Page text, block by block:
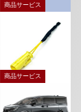
商品サービス
商品サービス